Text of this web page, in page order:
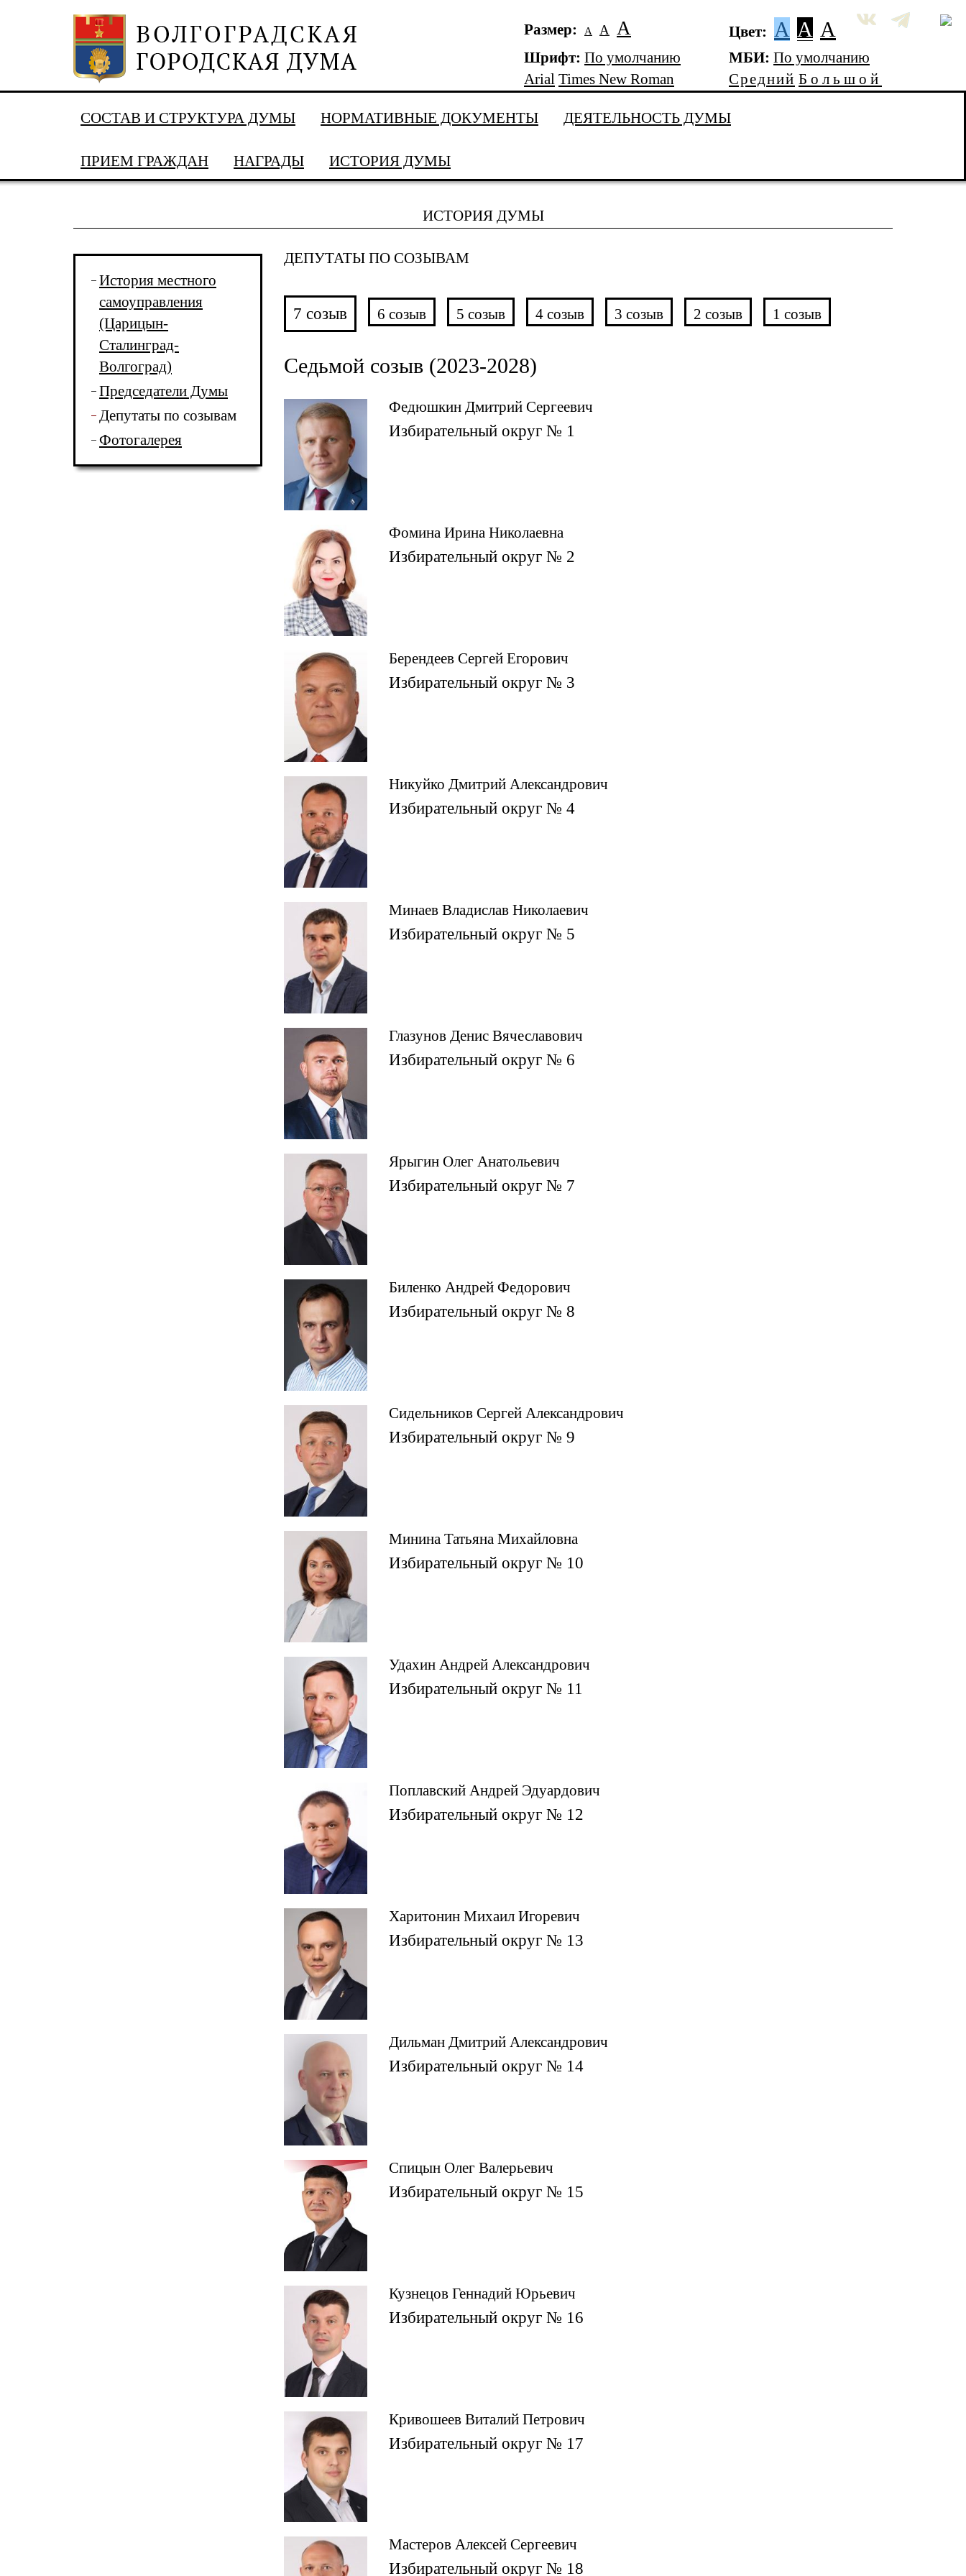
Размер: А А А Цвет: A A A
Шрифт: По умолчанию
Arial Times New Roman
МБИ: По умолчанию
Средний Большой
СОСТАВ И СТРУКТУРА ДУМЫ НОРМАТИВНЫЕ ДОКУМЕНТЫ ДЕЯТЕЛЬНОСТЬ ДУМЫ
ПРИЕМ ГРАЖДАН НАГРАДЫ ИСТОРИЯ ДУМЫ
ИСТОРИЯ ДУМЫ
История местного
самоуправления
(Царицын-
Сталинград-
Волгоград)
Председатели Думы
Депутаты по созывам
Фотогалерея
ДЕПУТАТЫ ПО СОЗЫВАМ
7 созыв 6 созыв 5 созыв 4 созыв 3 созыв 2 созыв 1 созыв
Седьмой созыв (2023-2028)
Федюшкин Дмитрий Сергеевич
Избирательный округ № 1
Фомина Ирина Николаевна
Избирательный округ № 2
Берендеев Сергей Егорович
Избирательный округ № 3
Никуйко Дмитрий Александрович
Избирательный округ № 4
Минаев Владислав Николаевич
Избирательный округ № 5
Глазунов Денис Вячеславович
Избирательный округ № 6
Ярыгин Олег Анатольевич
Избирательный округ № 7
Биленко Андрей Федорович
Избирательный округ № 8
Сидельников Сергей Александрович
Избирательный округ № 9
Минина Татьяна Михайловна
Избирательный округ № 10
Удахин Андрей Александрович
Избирательный округ № 11
Поплавский Андрей Эдуардович
Избирательный округ № 12
Харитонин Михаил Игоревич
Избирательный округ № 13
Дильман Дмитрий Александрович
Избирательный округ № 14
Спицын Олег Валерьевич
Избирательный округ № 15
Кузнецов Геннадий Юрьевич
Избирательный округ № 16
Кривошеев Виталий Петрович
Избирательный округ № 17
Мастеров Алексей Сергеевич
Избирательный округ № 18